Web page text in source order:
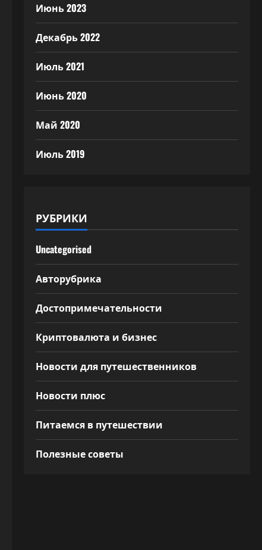
Июнь 2023
Декабрь 2022
Июль 2021
Июнь 2020
Май 2020
Июль 2019
РУБРИКИ
Uncategorised
Авторубрика
Достопримечательности
Криптовалюта и бизнес
Новости для путешественников
Новости плюс
Питаемся в путешествии
Полезные советы